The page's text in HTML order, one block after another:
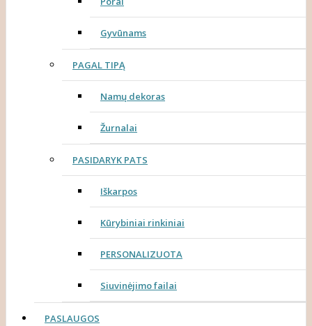
Gyvūnams
PAGAL TIPĄ
Namų dekoras
Žurnalai
PASIDARYK PATS
Iškarpos
Kūrybiniai rinkiniai
PERSONALIZUOTA
Siuvinėjimo failai
PASLAUGOS